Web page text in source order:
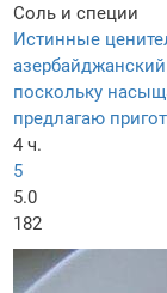
Соль и специи
Истинные
поскольку
предлагаю
4 ч.
5
5.0
182